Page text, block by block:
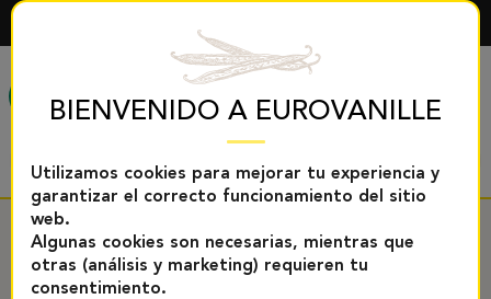
BIENVENIDO A EUROVANILLE
Utilizamos cookies para mejorar tu experiencia y
garantizar el correcto funcionamiento del sitio
web.
Algunas cookies son necesarias, mientras que
otras (análisis y marketing) requieren tu
consentimiento.
MENÚ
Inicio